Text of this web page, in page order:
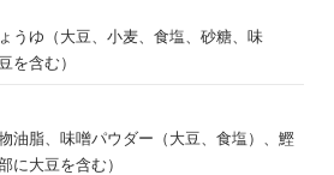
うゆ（大豆、小麦、食塩、砂糖、味
を含む）
油脂、味噌パウダー（大豆、食塩）、鰹
に大豆を含む）